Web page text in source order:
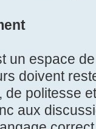
un espace
doivent
de politesse
aux